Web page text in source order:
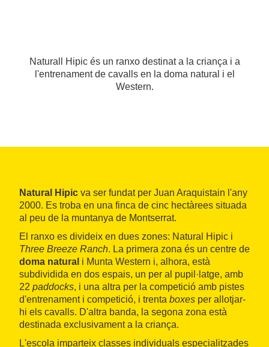
Naturall Hipic és un ranxo destinat a la criança i a
l'entrenament de cavalls en la doma natural i el
Western.
Natural Hipic va ser fundat per Juan Araquistain l'any
2000. Es troba en una finca de cinc hectàrees situada
al peu de la muntanya de Montserrat.
El ranxo es divideix en dues zones: Natural Hipic i
Three Breeze Ranch. La primera zona és un centre de
doma natural i Munta Western i, alhora, està
subdividida en dos espais, un per al pupil·latge, amb
22 paddocks, i una altra per la competició amb pistes
d'entrenament i competició, i trenta boxes per allotjar-
hi els cavalls. D'altra banda, la segona zona està
destinada exclusivament a la criança.
L'escola imparteix classes individuals especialitzades